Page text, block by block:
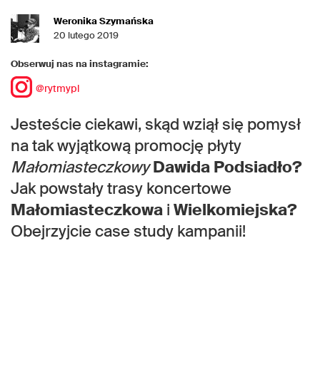
Weronika Szymańska
20 lutego 2019
Obserwuj nas na instagramie:
@rytmypl
Jesteście ciekawi, skąd wziął się pomysł
na tak wyjątkową promocję płyty
Małomiasteczkowy Dawida Podsiadło?
Jak powstały trasy koncertowe
Małomiasteczkowa i Wielkomiejska?
Obejrzyjcie case study kampanii!